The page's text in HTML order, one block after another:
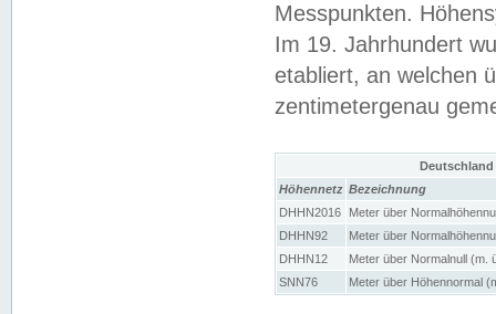
Messpunkten.
Im 19. Jahrhundert
etabliert, an welchen
zentimetergenau
Höhennetz Bezeichnung
DHHN2016
Meter über
DHHN92
Meter über
DHHN12
Meter über Normalnull (m.
SNN76
Meter über Höhennormal